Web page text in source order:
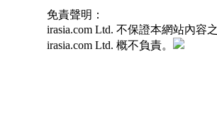
免責聲明：
irasia.com Ltd. 不保證本網站內
irasia.com Ltd. 概不負責。